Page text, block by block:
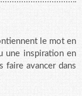
le mot en
une inspiration en
faire avancer dans